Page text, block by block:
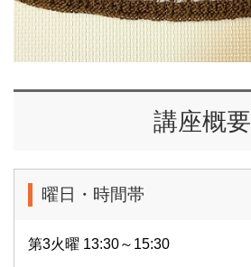
講座概要
曜日・時間帯
第3火曜 13:30～15:30